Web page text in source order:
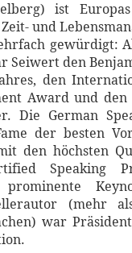
ist
und
gewürdigt:
Seiwert den
den
Award und den
Die German
der besten
den höchsten
Speaking
(mehr
war